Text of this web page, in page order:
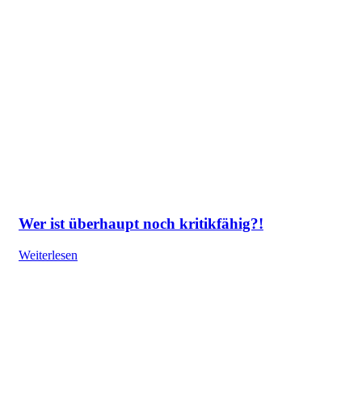
Wer ist überhaupt noch kritikfähig?!
Weiterlesen